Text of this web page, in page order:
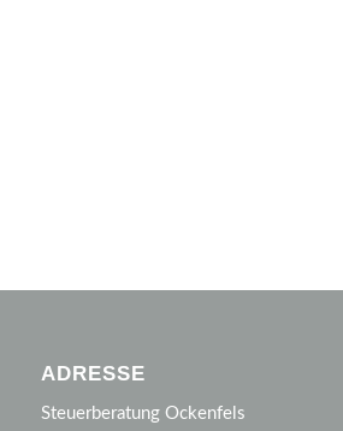
ADRESSE
Steuerberatung Ockenfels